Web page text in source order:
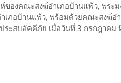
องคณะสงฆ์อำเภอบ้านแพ้ว, พระ
เภอบ้านแพ้ว, พร้อมด้วยคณะสงฆ์อ
ระสบอัคคีภัย เมื่อวันที่ 3 กรกฎาค